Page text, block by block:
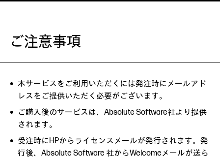
ご注意事項
本サービスをご利用いただくには発注時にメールアド
レスをご提供いただく必要がございます。
ご購入後のサービスは、Absolute Software社より提供
されます。
受注時にHPからライセンスメールが発行されます。発
行後、Absolute Software 社からWelcomeメールが送ら